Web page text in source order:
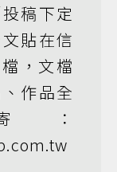
稿下定
貼在信
，文檔
作品全
：